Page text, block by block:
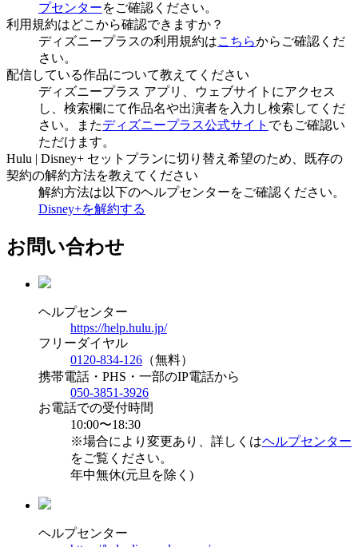
プセンターをご確認ください。
利用規約はどこから確認できますか？
ディズニープラスの利用規約はこちらからご確認くだ
さい。
配信している作品について教えてください
ディズニープラス アプリ、ウェブサイトにアクセス
し、検索欄にて作品名や出演者を入力し検索してくだ
さい。またディズニープラス公式サイト でもご確認い
ただけます。
Hulu | Disney+ セットプランに切り替え希望のため、既存の
契約の解約方法を教えてください
解約方法は以下のヘルプセンターをご確認ください。
Disney+を解約する
お問い合わせ
ヘルプセンター
https://help.hulu.jp/
フリーダイヤル
0120-834-126 （無料）
携帯電話・PHS・一部のIP電話から
050-3851-3926
お電話での受付時間
10:00〜18:30
※場合により変更あり、詳しくはヘルプセンター
をご覧ください。
年中無休(元旦を除く)
ヘルプセンター